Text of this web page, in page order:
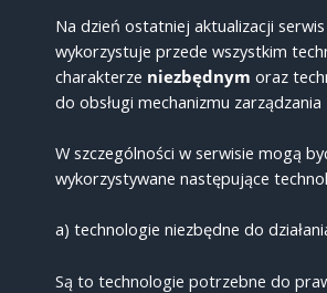
Na dzień ostatniej aktualizacji serwis
wykorzystuje przede wszystkim
charakterze niezbędnym oraz
do obsługi mechanizmu zarządzania
W szczególności w serwisie mogą
wykorzystywane następujące
a) technologie niezbędne do
Są to technologie potrzebne do